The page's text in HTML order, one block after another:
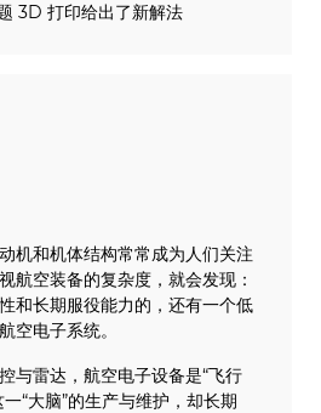
3D 打印给出了新解法
机和机体结构常常成为人们关注
航空装备的复杂度，就会发现：
和长期服役能力的，还有一个低
电子系统。
与雷达，航空电子设备是“飞行
“大脑”的生产与维护，却长期